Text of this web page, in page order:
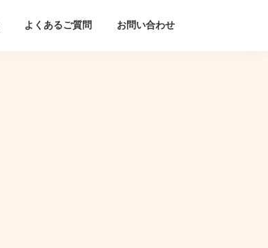
よくあるご質問 お問い合わせ